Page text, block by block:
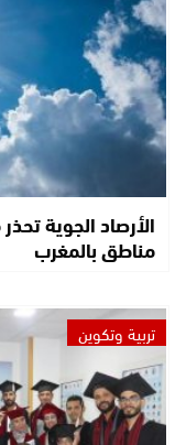
الأرصاد الجوية
مناطق بالمغرب
تربية وتكوين